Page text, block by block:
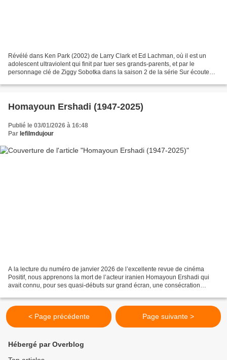
Révélé dans Ken Park (2002) de Larry Clark et Ed Lachman, où il est un
adolescent ultraviolent qui finit par tuer ses grands-parents, et par le
personnage clé de Ziggy Sobotka dans la saison 2 de la série Sur écoute
Homayoun Ershadi (1947-2025)
Publié le 03/01/2026 à 16:48
Par lefilmdujour
A la lecture du numéro de janvier 2026 de l’excellente revue de cinéma
Positif, nous apprenons la mort de l’acteur iranien Homayoun Ershadi qui
avait connu, pour ses quasi-débuts sur grand écran, une consécration
< Page précédente Page suivante >
Hébergé par Overblog